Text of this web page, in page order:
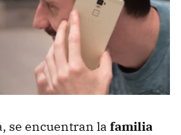
se encuentran la familia